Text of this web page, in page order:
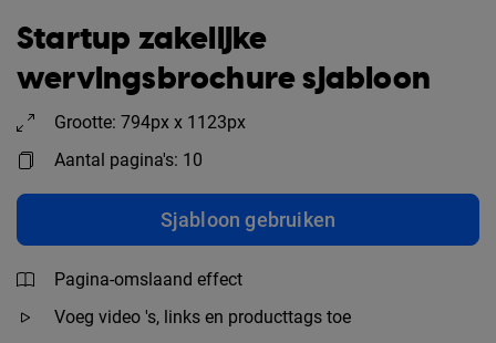
Startup zakelijke
wervingsbrochure sjabloon
Grootte: 794px x 1123px
Aantal pagina's: 10
Sjabloon gebruiken
Pagina-omslaand effect
Voeg video 's, links en producttags toe